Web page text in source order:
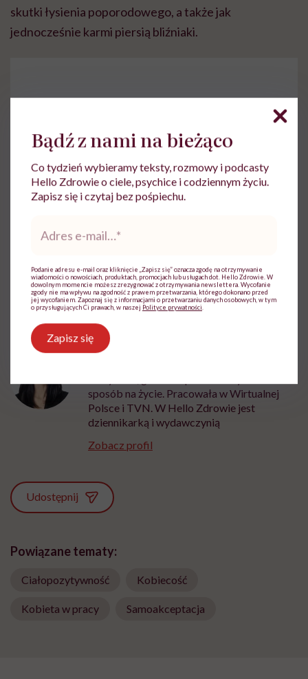
skutki łysienia poporodowego, a także jak
jednocześnie karmi piersią bliźniaki.
Do wyświetlenia tego materiału z zewnętrznego
serwisu (Instagram, Facebook, YouTube, itp.)
wymagana jest zgoda na pliki cookie.
Zmień ustawienia
Marta Dragan
sposób na życie. Pracowała w Wirtualnej
Polsce i TVN. W Hello Zdrowie jest
dziennikarką i wydawczynią
Zobacz profil
Udostępnij
Powiązane tematy:
Ciałopozytywność Kobiecość
Kobieta w pracy Samoakceptacja
Bądź z nami na bieżąco
Co tydzień wybieramy teksty, rozmowy i podcasty
Hello Zdrowie o ciele, psychice i codziennym życiu.
Zapisz się i czytaj bez pośpiechu.
mail*
Podanie adresu e-mail oraz kliknięcie „Zapisz się” oznacza zgodę na otrzymywanie
wiadomości o nowościach, produktach, promocjach lub usługach dot. Hello Zdrowie. W
dowolnym momencie możesz zrezygnować z otrzymywania newslettera. Wycofanie
zgody nie ma wpływu na zgodność z prawem przetwarzania, którego dokonano przed
jej wycofaniem. Zapoznaj się z informacjami o przetwarzaniu danych osobowych, w tym
o przysługujących Ci prawach, w naszej Polityce prywatności
Zapisz się